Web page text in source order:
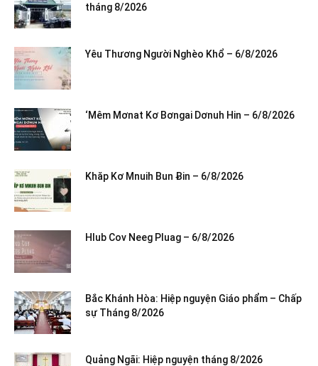
tháng 8/2026
Yêu Thương Người Nghèo Khổ – 6/8/2026
‘Mêm Mơnat Kơ Bơngai Dơnuh Hin – 6/8/2026
Khăp Kơ Mnuih Bun Ƀin – 6/8/2026
Hlub Cov Neeg Pluag – 6/8/2026
Bắc Khánh Hòa: Hiệp nguyện Giáo phẩm – Chấp
sự Tháng 8/2026
Quảng Ngãi: Hiệp nguyện tháng 8/2026